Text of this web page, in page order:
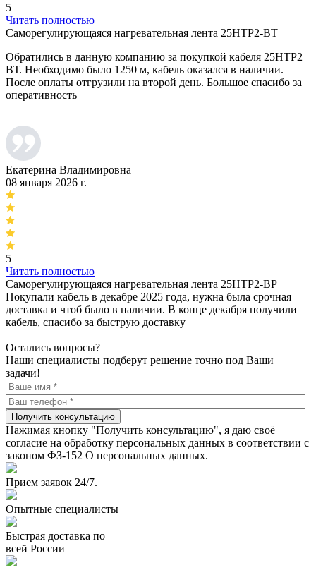
5
Читать полностью
Саморегулирующаяся нагревательная лента 25НТР2-ВТ
Обратились в данную компанию за покупкой кабеля 25НТР2
ВТ. Необходимо было 1250 м, кабель оказался в наличии.
После оплаты отгрузили на второй день. Большое спасибо за
оперативность
Екатерина Владимировна
08 января 2026 г.
5
Читать полностью
Саморегулирующаяся нагревательная лента 25НТР2-ВР
Покупали кабель в декабре 2025 года, нужна была срочная
доставка и чтоб было в наличии. В конце декабря получили
кабель, спасибо за быструю доставку
Остались вопросы?
Наши специалисты подберут решение точно под Ваши
задачи!
Получить консультацию
Нажимая кнопку "Получить консультацию", я даю своё
согласие на обработку персональных данных в соответствии с
законом ФЗ-152 О персональных данных.
Прием заявок 24/7.
Опытные специалисты
Быстрая доставка по
всей России